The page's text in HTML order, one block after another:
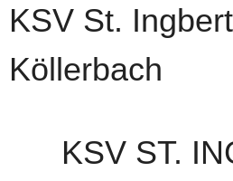
KSV St.
Köllerbach
KSV ST.